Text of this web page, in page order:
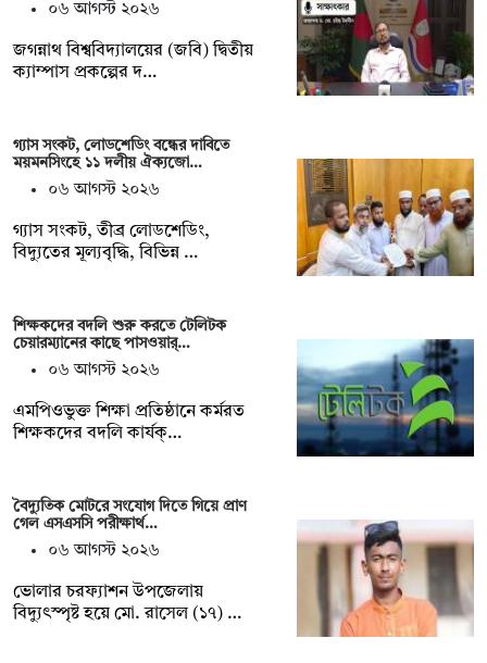
০৬ আগস্ট ২০২৬
জগন্নাথ বিশ্ববিদ্যালয়ের (জবি) দ্বিতীয়
ক্যাম্পাস প্রকল্পের দ…
গ্যাস সংকট, লোডশেডিং বন্ধের দাবিতে
ময়মনসিংহে ১১ দলীয় ঐক্যজো…
০৬ আগস্ট ২০২৬
গ্যাস সংকট, তীব্র লোডশেডিং,
বিদ্যুতের মূল্যবৃদ্ধি, বিভিন্ন …
শিক্ষকদের বদলি শুরু করতে টেলিটক
চেয়ারম্যানের কাছে পাসওয়ার্…
০৬ আগস্ট ২০২৬
এমপিওভুক্ত শিক্ষা প্রতিষ্ঠানে কর্মরত
শিক্ষকদের বদলি কার্যক্…
বৈদ্যুতিক মোটরে সংযোগ দিতে গিয়ে প্রাণ
গেল এসএসসি পরীক্ষার্থ…
০৬ আগস্ট ২০২৬
ভোলার চরফ্যাশন উপজেলায়
বিদ্যুৎস্পৃষ্ট হয়ে মো. রাসেল (১৭) …